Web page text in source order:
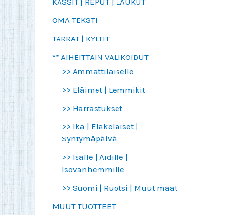
OMA TEKSTI
TARRAT | KYLTIT
** AIHEITTAIN VALIKOIDUT
>> Ammattilaiselle
>> Eläimet | Lemmikit
>> Harrastukset
>> Ikä | Eläkeläiset |
Syntymäpäivä
>> Isälle | Äidille |
Isovanhemmille
>> Suomi | Ruotsi | Muut maat
MUUT TUOTTEET